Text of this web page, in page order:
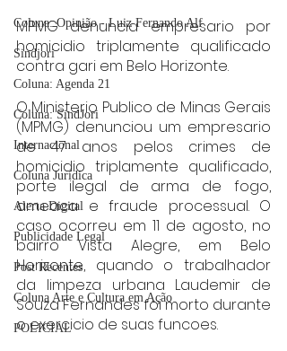
Coluna: Opinião - Luiz Fernando Alf
Sindjori
Coluna: Agenda 21
Coluna: SindJori
Internacional
Coluna Jurídica
Alerta Digital
Publicidade Legal
Post Recentes
Coluna Arte e Cultura em Ação
POLICIAL
MPMG denuncia empresario por
homicidio triplamente qualificado
contra gari em Belo Horizonte.
O Ministerio Publico de Minas Gerais
(MPMG) denunciou um empresario
de 47 anos pelos crimes de
homicidio triplamente qualificado,
porte ilegal de arma de fogo,
ameaca e fraude processual. O
caso ocorreu em 11 de agosto, no
bairro Vista Alegre, em Belo
Horizonte, quando o trabalhador
da limpeza urbana Laudemir de
Souza Fernandes foi morto durante
o exercicio de suas funcoes.